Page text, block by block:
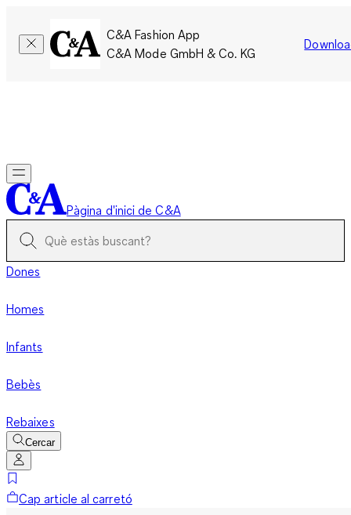
C&A Fashion App
C&A Mode GmbH & Co. KG
Pàgina d'inici de C&A
Dones
Homes
Infants
Bebès
Rebaixes
Cercar
Cap article al carretó